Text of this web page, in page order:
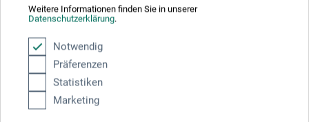
Weitere Informationen finden Sie in unserer
Datenschutzerklärung.
Notwendig
Präferenzen
Statistiken
Marketing
Hersteller-Kontakt